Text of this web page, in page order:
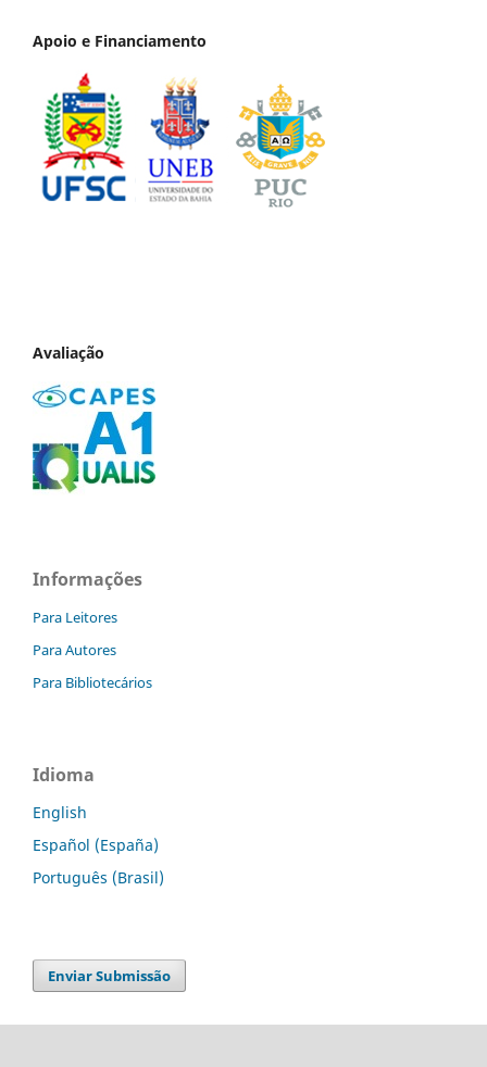
Apoio e Financiamento
Avaliação
Informações
Para Leitores
Para Autores
Para Bibliotecários
Idioma
English
Español (España)
Português (Brasil)
Enviar Submissão